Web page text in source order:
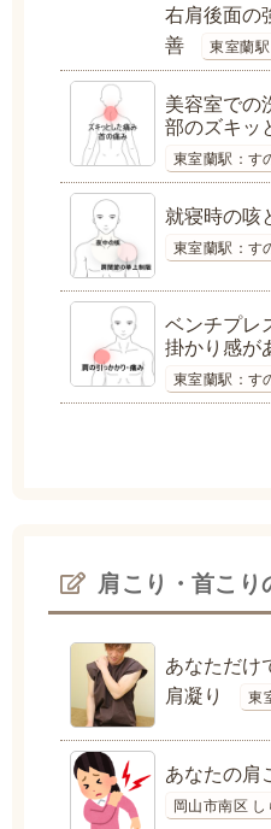
右肩後面の
善
東室蘭
美容室での
部のズキッ
東室蘭駅：す
就寝時の咳
東室蘭駅：す
ベンチプレ
掛かり感が
東室蘭駅：す
肩こり・首こり
あなただけ
肩凝り
東
あなたの肩
岡山市南区